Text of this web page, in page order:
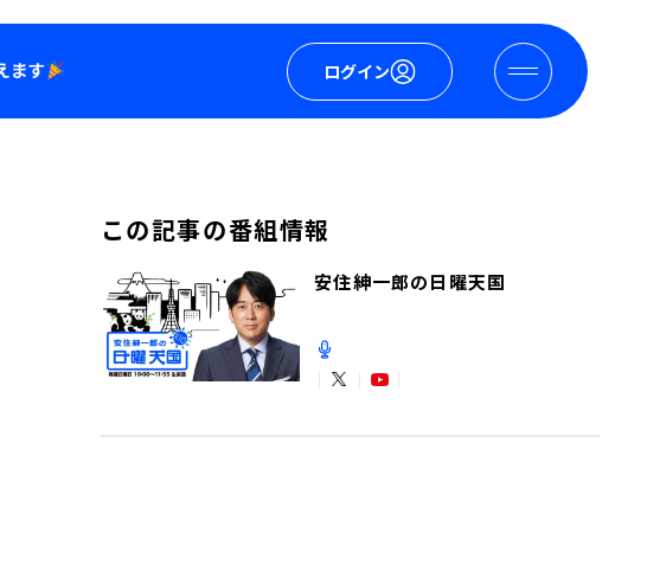
ログイン
この記事の番組情報
安住紳一郎の日曜天国